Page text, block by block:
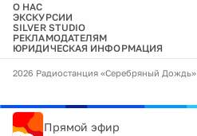
О НАС
ЭКСКУРСИИ
SILVER STUDIO
РЕКЛАМОДАТЕЛЯМ
ЮРИДИЧЕСКАЯ ИНФОРМАЦИЯ
2026 Радиостанция «Серебряный Дождь»
Прямой эфир